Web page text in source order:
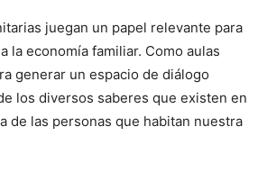
juegan un papel relevante para
la economía familiar. Como aulas
generar un espacio de diálogo
los diversos saberes que existen en
de las personas que habitan nuestra